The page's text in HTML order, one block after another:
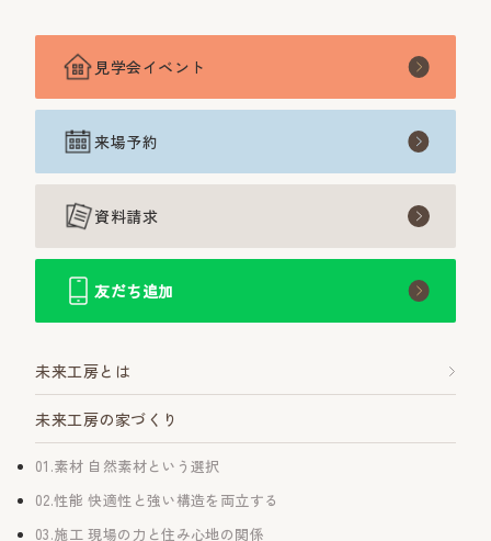
見学会イベント
来場予約
資料請求
友だち追加
未来工房とは
未来工房の家づくり
01.素材 自然素材という選択
02.性能 快適性と強い構造を両立する
03.施工 現場の力と住み心地の関係